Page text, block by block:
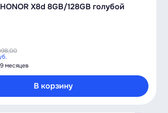
X8d 8GB/128GB голубой
месяцев
В корзину